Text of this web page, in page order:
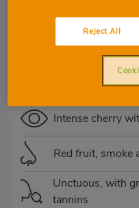
GRENACHE
8 months in
Intense cherry
Red fruit, smoke
Unctuous, with
tannins
Reject All